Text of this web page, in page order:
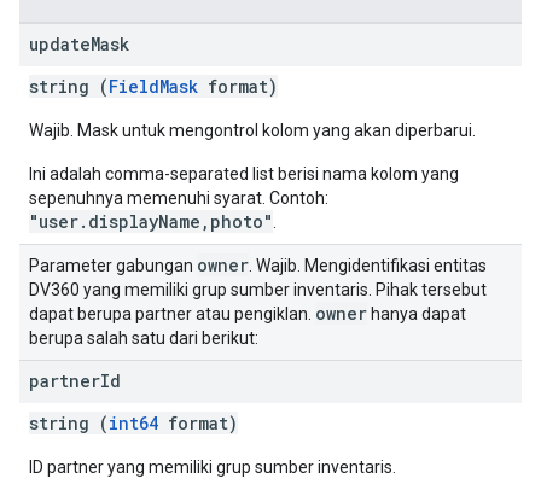
updateMask
string (FieldMask format)
Wajib. Mask untuk mengontrol kolom yang akan diperbarui.
Ini adalah comma-separated list berisi nama kolom yang
sepenuhnya memenuhi syarat. Contoh:
"user.displayName,photo"
Parameter gabungan owner . Wajib. Mengidentifikasi entitas
DV360 yang memiliki grup sumber inventaris. Pihak tersebut
dapat berupa partner atau pengiklan. owner hanya dapat
berupa salah satu dari berikut:
partnerId
string (int64 format)
ID partner yang memiliki grup sumber inventaris.